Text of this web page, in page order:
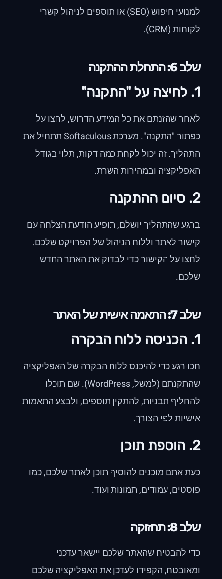
למנועי חיפוש (SEO) או תוספים לניהול קשרי
לקוחות (CRM).
שלב 6: התחלת ההתקנה
1. לחיצה על "התקנה"
לאחר שהזנתם את כל המידע הדרוש, לחצו על
כפתור "התקנה". מערכת Softaculous תתחיל את
התהליך. זה יכול לקחת כמה דקות, תלוי בגודל
האפליקציה ובמהירות השרת.
2. סיום ההתקנה
ברגע שהתהליך יושלם, תופיע הודעת הצלחה עם
קישור לאתר וללוח הניהול של הפרויקט שלכם.
לחצו על הקישור כדי לבדוק את האתר החדש
שלכם.
שלב 7: התאמה אישית של האתר
1. הכניסה ללוח הבקרה
חכו רגע כדי להיכנס ללוח הבקרה של האפליקציה
שהתקנתם (למשל, WordPress). שם תוכלו
להחליף תבניות, להתקין תוספים, ולבצע התאמות
אישיות לפי הצורך.
2. הוספת תוכן
כעת אתם מוכנים להוסיף תוכן לאתר שלכם, כמו
פוסטים, עמודים, תמונות ועוד.
שלב 8: תחזוקה
כדי להבטיח שהאתר שלכם יישאר עדכני
ומאובטח, הקפידו לעדכן את האפליקציה שלכם